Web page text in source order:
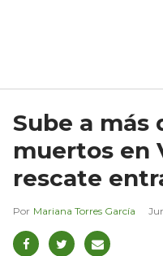
Sube a más
muertos en
rescate
Mariana Torres García